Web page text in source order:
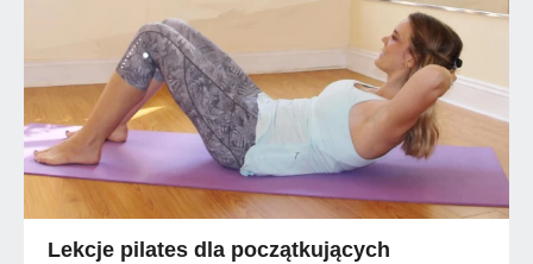
Lekcje pilates dla początkujących